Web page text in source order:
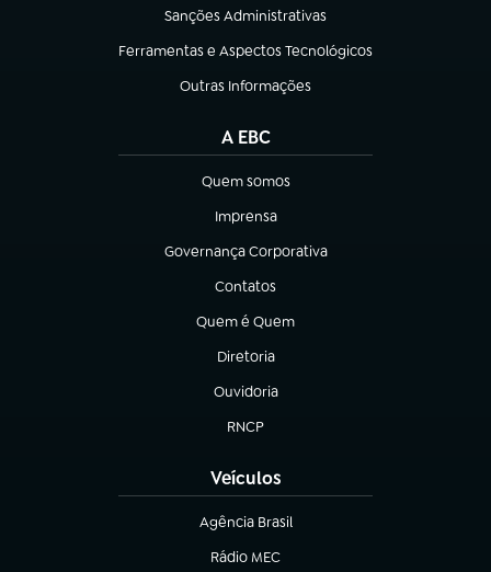
Sanções Administrativas
(abre em nova aba)
Ferramentas e Aspectos Tecnológicos
(abre em nova aba)
Outras Informações
(abre em nova aba)
A EBC
Quem somos
(abre em nova aba)
Imprensa
(abre em nova aba)
Governança Corporativa
(abre em nova aba)
Contatos
(abre em nova aba)
Quem é Quem
(abre em nova aba)
Diretoria
(abre em nova aba)
Ouvidoria
(abre em nova aba)
RNCP
(abre em nova aba)
Veículos
Agência Brasil
(abre em nova aba)
Rádio MEC
(abre em nova aba)